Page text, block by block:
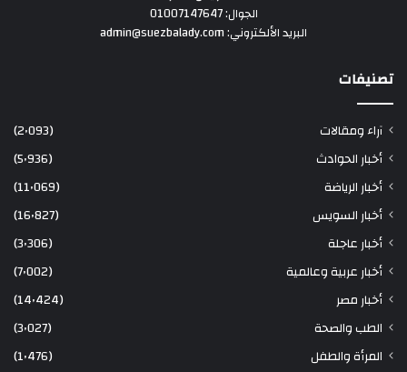
الجوال: 01007147647
البريد الألكتروني: admin@suezbalady.com
تصنيفات
آراء ومقالات
(2٬093)
أخبار الحوادث
(5٬936)
أخبار الرياضة
(11٬069)
أخبار السويس
(16٬827)
أخبار عاجلة
(3٬306)
أخبار عربية وعالمية
(7٬002)
أخبار مصر
(14٬424)
الطب والصحة
(3٬027)
المرأة والطفل
(1٬476)